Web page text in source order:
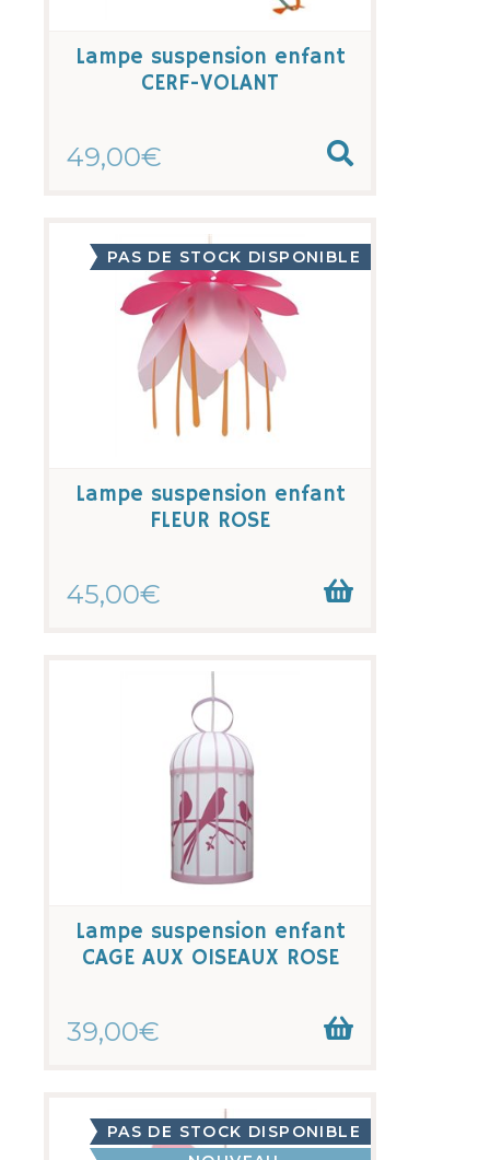
Lampe suspension enfant
CERF-VOLANT
49,00€
Lampe suspension enfant
FLEUR ROSE
45,00€
PAS DE STOCK DISPONIBLE
Lampe suspension enfant
CAGE AUX OISEAUX ROSE
39,00€
PAS DE STOCK DISPONIBLE